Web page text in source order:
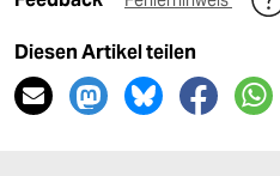
Diesen Artikel teilen